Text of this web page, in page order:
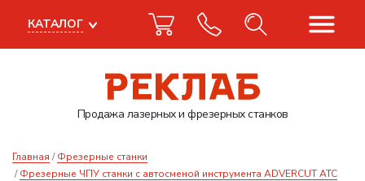
Продажа лазерныхи фрезерных станков
КАТАЛОГ
Главная
Фрезерные станки
Фрезерные ЧПУ станки с автосменой инструмента ADVERCUT ATC